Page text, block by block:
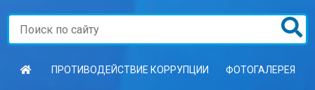
ПРОТИВОДЕЙСТВИЕ КОРРУПЦИИ ФОТОГАЛЕРЕЯ